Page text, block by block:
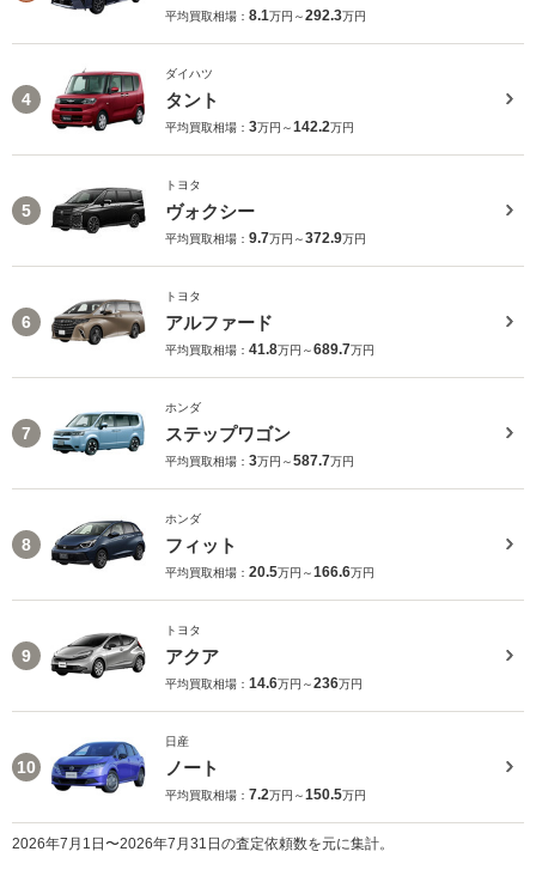
平均買取相場： 8.1万円～292.3万円
4
ダイハツ
タント
平均買取相場： 3万円～142.2万円
5
トヨタ
ヴォクシー
平均買取相場： 9.7万円～372.9万円
6
トヨタ
アルファード
平均買取相場： 41.8万円～689.7万円
7
ホンダ
ステップワゴン
平均買取相場： 3万円～587.7万円
8
ホンダ
フィット
平均買取相場： 20.5万円～166.6万円
9
トヨタ
アクア
平均買取相場： 14.6万円～236万円
10
日産
ノート
平均買取相場： 7.2万円～150.5万円
2026年7月1日〜2026年7月31日の査定依頼数を元に集計。